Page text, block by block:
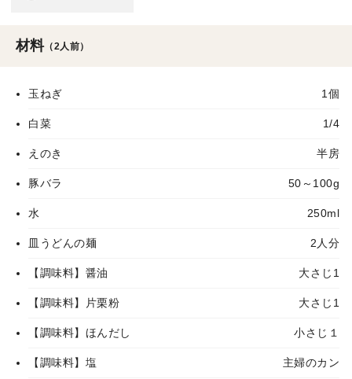
材料（2人前）
玉ねぎ 1個
白菜 1/4
えのき 半房
豚バラ 50～100g
水 250ml
皿うどんの麺 2人分
【調味料】醤油 大さじ1
【調味料】片栗粉 大さじ1
【調味料】ほんだし 小さじ１
【調味料】塩 主婦のカン